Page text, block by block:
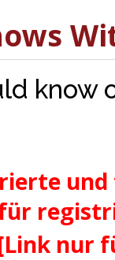
know
nur